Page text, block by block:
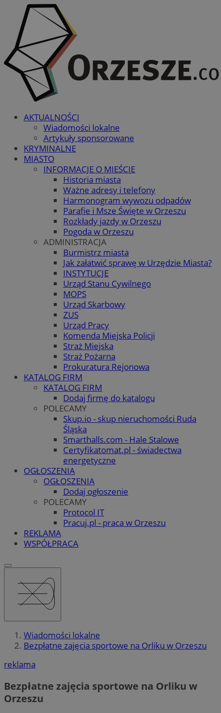
AKTUALNOŚCI
Wiadomości lokalne
Artykuły sponsorowane
KRYMINALNE
MIASTO
INFORMACJE O MIEŚCIE
Historia miasta
Ważne adresy i telefony
Harmonogram wywozu odpadów
Parafie i Msze Święte w Orzeszu
Rozkłady jazdy w Orzeszu
Pogoda w Orzeszu
ADMINISTRACJA
Burmistrz miasta
Jak załatwić sprawę w Urzędzie Miasta?
INSTYTUCJE
Urząd Stanu Cywilnego
MOPS
Urząd Skarbowy
ZUS
Urząd Pracy
Komenda Miejska Policji
Straż Miejska
Straż Pożarna
Prokuratura Rejonowa
KATALOG FIRM
KATALOG FIRM
Dodaj firmę do katalogu
POLECAMY
Skup.io - skup nieruchomości Ruda
Śląska
Smarthalls.com - Hale Stalowe
Certyfikatomat.pl - świadectwa
energetyczne
OGŁOSZENIA
OGŁOSZENIA
Dodaj ogłoszenie
POLECAMY
Protocol IT
Pracuj.pl - praca w Orzeszu
REKLAMA
WSPÓŁPRACA
Wiadomości lokalne
Bezpłatne zajęcia sportowe na Orliku w Orzeszu
reklama
Bezpłatne zajęcia sportowe na Orliku w
Orzeszu